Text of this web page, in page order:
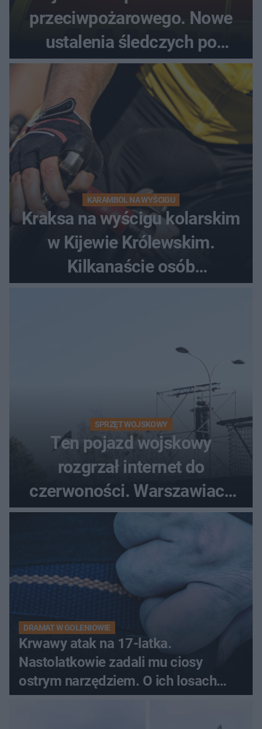
przeciwpożarowego. Nowe
ustalenia śledczych po
dramatycznej akcji
KARAMBOL NA WYŚCIGU
Kraksa na wyścigu kolarskim
w Kijewie Królewskim.
Kilkanaście osób
SPRZĘT WOJSKOWY
Ten pojazd wojskowy
rozgrzał internet do
czerwoności. Warszawiacy
pytali, czy to Mad Max!
DRAMAT W GOLENIOWIE
Krwawy atak na 17-latka.
Nastolatkowie zadali mu ciosy
ostrym narzędziem. O ich losach
zdecyduje sąd rodzinny